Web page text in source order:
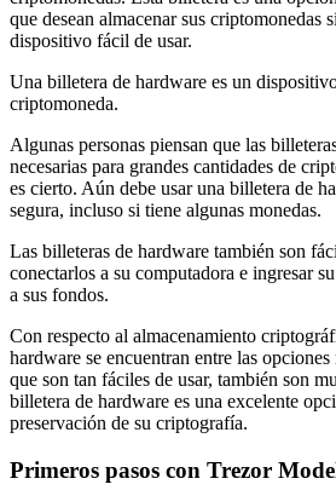
que desean almacenar sus criptomonedas
dispositivo fácil de usar.
Una billetera de hardware es un
criptomoneda.
Algunas personas piensan que las
necesarias para grandes cantidades de
es cierto. Aún debe usar una billetera de
segura, incluso si tiene algunas monedas.
Las billeteras de hardware también son
conectarlos a su computadora e ingresar
a sus fondos.
Con respecto al almacenamiento
hardware se encuentran entre las
que son tan fáciles de usar, también son
billetera de hardware es una excelente
preservación de su criptografía.
Primeros pasos con Trezor